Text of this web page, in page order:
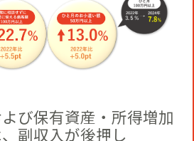
び保有資産・所得増加
副収入が後押し